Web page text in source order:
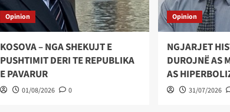
Opinion
KOSOVA – NGA SHEKUJT E
PUSHTIMIT DERI TE REPUBLIKA
E PAVARUR
01/08/2026 0
Opinion
NGJARJET
DUROJNË AS
AS
31/07/2026